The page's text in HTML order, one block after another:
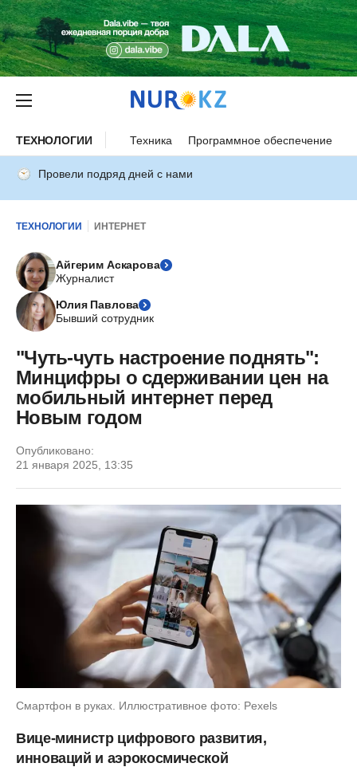
ТЕХНОЛОГИИ Техника Программное обеспечение
Провели подряд дней с нами
ТЕХНОЛОГИИ ИНТЕРНЕТ
Айгерим Аскарова
Журналист
Юлия Павлова
Бывший сотрудник
"Чуть-чуть настроение поднять":
Минцифры о сдерживании цен на
мобильный интернет перед
Новым годом
Опубликовано:
21 января 2025, 13:35
Смартфон в рукаx. Иллюстративное фото: Pexels
Вице-министр цифрового развития,
инноваций и аэрокосмической